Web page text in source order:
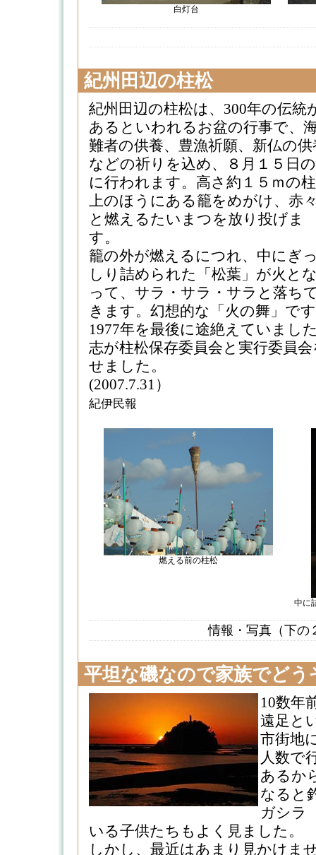
白灯台
紀州田辺の柱松
紀州田辺の柱松は、300年の伝統
あるといわれるお盆の行事で、
難者の供養、豊漁祈願、新仏の供
などの祈りを込め、８月１５日
に行われます。高さ約１５ｍの
上のほうにある籠をめがけ、赤
と燃えるたいまつを放り投げま
す。
籠の外が燃えるにつれ、中にぎ
しり詰められた「松葉」が火と
って、サラ・サラ・サラと落ち
きます。幻想的な「火の舞」で
1977年を最後に途絶えていまし
志が柱松保存委員会と実行委員
せました。
紀伊民報
燃える前の柱松
中に
情報・写真（下の
平坦な磯なので家族でどう
10数年
遠足と
市街地
人数で
あるか
なると
ガシラ
いる子供たちもよく見ました。
しかし、最近はあまり見かけま